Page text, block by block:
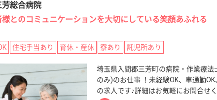
総合病院
とのコミュニケーションを大切にしている笑顔あふれる
住宅手当あり 育休・産休 寮あり 託児所あり
埼玉県入間郡三芳町の病院・作業療法
のみ)のお仕事 ！未経験OK、車通勤
の求人です♪詳細はお気軽にお問合せ